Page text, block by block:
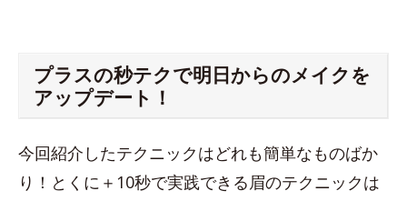
プラスの秒テクで明日からのメイクを
アップデート！
今回紹介したテクニックはどれも簡単なものばか
り！とくに＋10秒で実践できる眉のテクニックは